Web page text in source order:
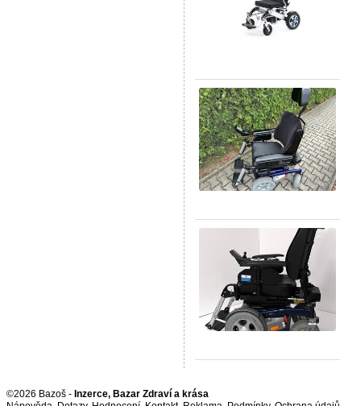
©2026 Bazoš - Inzerce, Bazar Zdraví a krása